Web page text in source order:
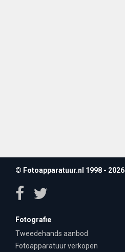
© Fotoapparatuur.nl 1998 - 2026
Fotografie
Tweedehands aanbod
Fotoapparatuur verkopen